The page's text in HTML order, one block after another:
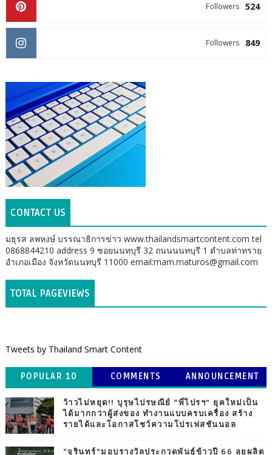
524
Followers
849
Followers
CONTACT US
มธุรส ลพหงษ์ บรรณาธิการข่าว www.thailandsmartcontent.com tel
0868844210 address 9 ซอยนนทบุรี 32 ถนนนนทบุรี 1 ตำบลท่าทราย
อำเภอเมือง จังหวัดนนทบุรี 11000 email:mam.maturos@gmail.com
TOTAL PAGEVIEWS
Tweets by Thailand Smart Content
POPULAR 10 COMMENTS ANNOUNCEMENT
ว้าวไม่หยุด!! บุรุษไปรษณีย์ “พี่ไปรฯ” ยุคใหม่เป็น
ได้มากกว่าผู้ส่งของ ทำงานแบบครบเครื่อง สร้าง
รายได้และโอกาสโชว์ความโปรเฟสชันนอล
“จุรินทร์”มอบรางวัลประกวดพันธุ์ข้าวปี 66 ลุยผลิต